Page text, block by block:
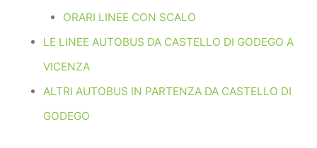
ORARI LINEE CON SCALO
LE LINEE AUTOBUS DA CASTELLO DI GODEGO A
VICENZA
ALTRI AUTOBUS IN PARTENZA DA CASTELLO DI
GODEGO